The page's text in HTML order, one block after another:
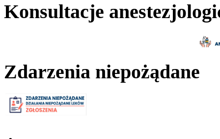
Konsultacje
Zdarzenia niepożądane